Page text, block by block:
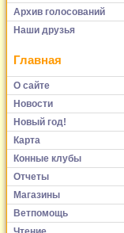
Архив голосований
Наши друзья
Главная
О сайте
Новости
Новый год!
Карта
Конные клубы
Отчеты
Магазины
Ветпомощь